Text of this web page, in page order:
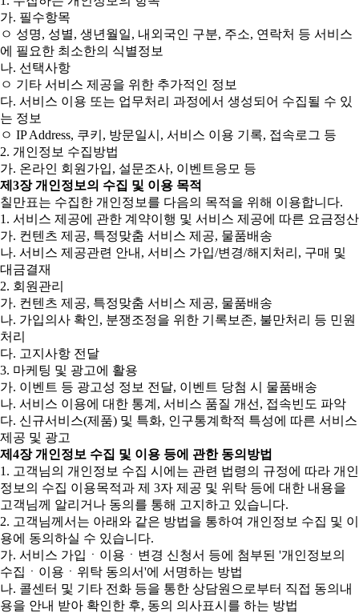
가. 필수항목
ㅇ 성명, 성별, 생년월일, 내외국인 구분, 주소, 연락처 등 서비스
에 필요한 최소한의 식별정보
나. 선택사항
ㅇ 기타 서비스 제공을 위한 추가적인 정보
다. 서비스 이용 또는 업무처리 과정에서 생성되어 수집될 수 있
는 정보
ㅇ IP Address, 쿠키, 방문일시, 서비스 이용 기록, 접속로그 등
2. 개인정보 수집방법
가. 온라인 회원가입, 설문조사, 이벤트응모 등
제3장 개인정보의 수집 및 이용 목적
칠만표는 수집한 개인정보를 다음의 목적을 위해 이용합니다.
1. 서비스 제공에 관한 계약이행 및 서비스 제공에 따른 요금정산
가. 컨텐츠 제공, 특정맞춤 서비스 제공, 물품배송
나. 서비스 제공관련 안내, 서비스 가입/변경/해지처리, 구매 및
대금결재
2. 회원관리
가. 컨텐츠 제공, 특정맞춤 서비스 제공, 물품배송
나. 가입의사 확인, 분쟁조정을 위한 기록보존, 불만처리 등 민원
처리
다. 고지사항 전달
3. 마케팅 및 광고에 활용
가. 이벤트 등 광고성 정보 전달, 이벤트 당첨 시 물품배송
나. 서비스 이용에 대한 통계, 서비스 품질 개선, 접속빈도 파악
다. 신규서비스(제품) 및 특화, 인구통계학적 특성에 따른 서비스
제공 및 광고
제4장 개인정보 수집 및 이용 등에 관한 동의방법
1. 고객님의 개인정보 수집 시에는 관련 법령의 규정에 따라 개인
정보의 수집 이용목적과 제 3자 제공 및 위탁 등에 대한 내용을
고객님께 알리거나 동의를 통해 고지하고 있습니다.
2. 고객님께서는 아래와 같은 방법을 통하여 개인정보 수집 및 이
용에 동의하실 수 있습니다.
가. 서비스 가입ㆍ이용ㆍ변경 신청서 등에 첨부된 '개인정보의
수집ㆍ이용ㆍ위탁 동의서'에 서명하는 방법
나. 콜센터 및 기타 전화 등을 통한 상담원으로부터 직접 동의내
용을 안내 받아 확인한 후, 동의 의사표시를 하는 방법